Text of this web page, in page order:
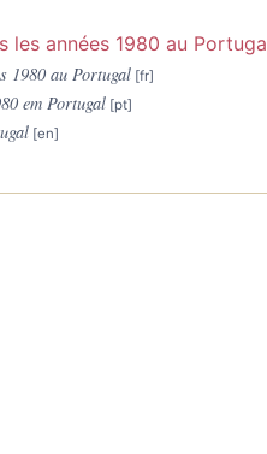
les années 1980 au
1980 au Portugal
em Portugal